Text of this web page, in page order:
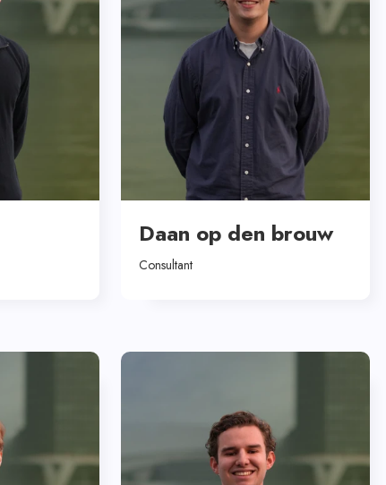
Daan op den brouw
Consultant